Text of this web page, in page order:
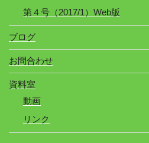
第４号（2017/1）Web版
ブログ
お問合わせ
資料室
動画
リンク